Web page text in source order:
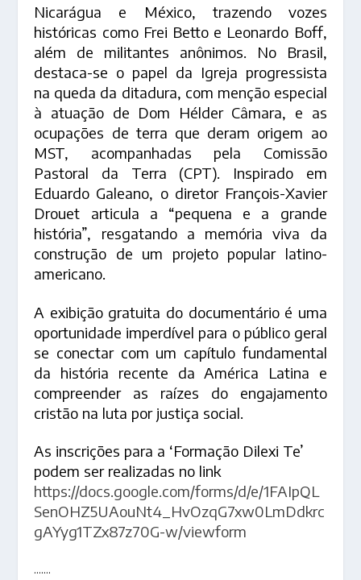
Nicarágua e México, trazendo vozes
históricas como Frei Betto e Leonardo Boff,
além de militantes anônimos. No Brasil,
destaca-se o papel da Igreja progressista
na queda da ditadura, com menção especial
à atuação de Dom Hélder Câmara, e as
ocupações de terra que deram origem ao
MST, acompanhadas pela Comissão
Pastoral da Terra (CPT). Inspirado em
Eduardo Galeano, o diretor François-Xavier
Drouet articula a “pequena e a grande
história”, resgatando a memória viva da
construção de um projeto popular latino-
americano.
A exibição gratuita do documentário é uma
oportunidade imperdível para o público geral
se conectar com um capítulo fundamental
da história recente da América Latina e
compreender as raízes do engajamento
cristão na luta por justiça social.
As inscrições para a ‘Formação Dilexi Te’
podem ser realizadas no link
https://docs.google.com/forms/d/e/1FAIpQL
SenOHZ5UAouNt4_HvOzqG7xw0LmDdkrc
gAYyg1TZx87z70G-w/viewform
…….